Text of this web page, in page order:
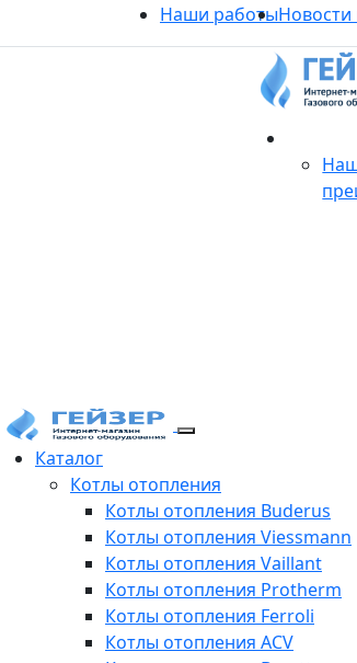
Наши работыНовости
Каталог
Котлы отопления
Котлы отопления Buderus
Котлы отопления Viessmann
Котлы отопления Vaillant
Котлы отопления Protherm
Котлы отопления Ferroli
Котлы отопления ACV